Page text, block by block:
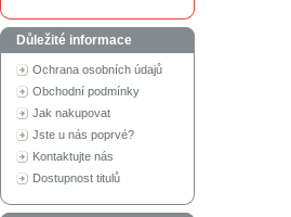
Důležité informace
Ochrana osobních údajů
Obchodní podmínky
Jak nakupovat
Jste u nás poprvé?
Kontaktujte nás
Dostupnost titulů